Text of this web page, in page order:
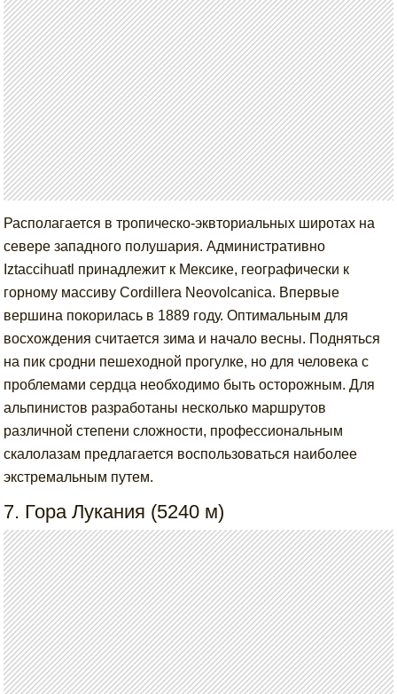
Располагается в тропическо-эквториальных широтах на
севере западного полушария. Административно
Iztaccihuatl принадлежит к Мексике, географически к
горному массиву Cordillera Neovolcanica. Впервые
вершина покорилась в 1889 году. Оптимальным для
восхождения считается зима и начало весны. Подняться
на пик сродни пешеходной прогулке, но для человека с
проблемами сердца необходимо быть осторожным. Для
альпинистов разработаны несколько маршрутов
различной степени сложности, профессиональным
скалолазам предлагается воспользоваться наиболее
экстремальным путем.
7. Гора Лукания (5240 м)